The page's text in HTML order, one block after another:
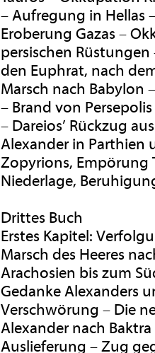
– Aufregung in Hellas
Eroberung Gazas –
persischen Rüstungen
den Euphrat, nach
Marsch nach Babylon
– Brand von
– Dareios’ Rückzug
Alexander in Parthien
Zopyrions, Empörung
Niederlage,
Drittes Buch
Erstes Kapitel:
Marsch des Heeres
Arachosien bis zum
Gedanke Alexanders
Verschwörung – Die
Alexander nach
Auslieferung – Zug